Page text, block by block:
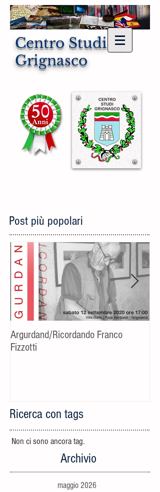
Centro Studi di
Grignasco
Post più popolari
Argurdand/Ricordando Franco
Fizzotti
Ricerca con tags
Non ci sono ancora tag.
Archivio
maggio 2026